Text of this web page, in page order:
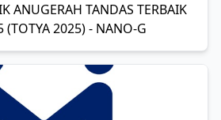
ANUGERAH TANDAS TERBAIK
(TOTYA 2025) - NANO-G